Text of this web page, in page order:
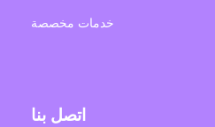
خدمات مخصصة
اتصل بنا